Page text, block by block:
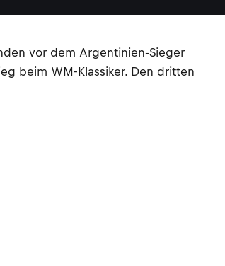
vor dem Argentinien-Sieger
beim WM-Klassiker. Den dritten